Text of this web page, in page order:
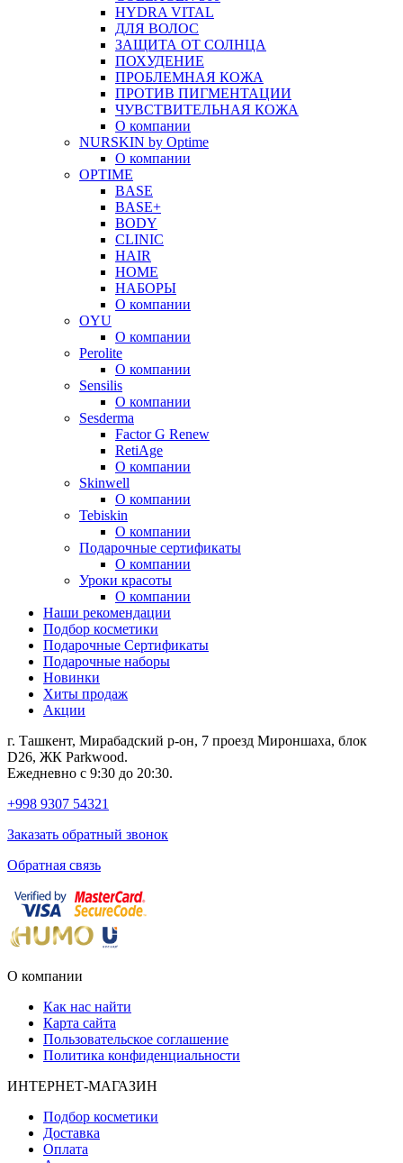
HYDRA VITAL
ДЛЯ ВОЛОС
ЗАЩИТА ОТ СОЛНЦА
ПОХУДЕНИЕ
ПРОБЛЕМНАЯ КОЖА
ПРОТИВ ПИГМЕНТАЦИИ
ЧУВСТВИТЕЛЬНАЯ КОЖА
О компании
NURSKIN by Optime
О компании
OPTIME
BASE
BASE+
BODY
CLINIC
HAIR
HOME
НАБОРЫ
О компании
OYU
О компании
Perolite
О компании
Sensilis
О компании
Sesderma
Factor G Renew
RetiAge
О компании
Skinwell
О компании
Tebiskin
О компании
Подарочные сертификаты
О компании
Уроки красоты
О компании
Наши рекомендации
Подбор косметики
Подарочные Сертификаты
Подарочные наборы
Новинки
Хиты продаж
Акции
г. Ташкент, Мирабадский р-он, 7 проезд Мироншаха, блок
D26, ЖК Раrkwood.
Ежедневно с 9:30 до 20:30.
+998 9307 54321
Заказать обратный звонок
Обратная связь
О компании
Как нас найти
Карта сайта
Пользовательское соглашение
Политика конфиденциальности
ИНТЕРНЕТ-МАГАЗИН
Подбор косметики
Доставка
Оплата